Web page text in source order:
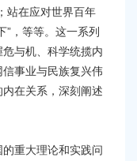
站在应对世界百年
”，等等。这一系列
与机、科学统揽内
事业与民族复兴伟
在关系，深刻阐述
重大理论和实践问